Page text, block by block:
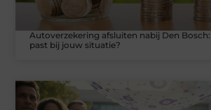
Autoverzekering afsluiten nabij Den
past bij jouw situatie?